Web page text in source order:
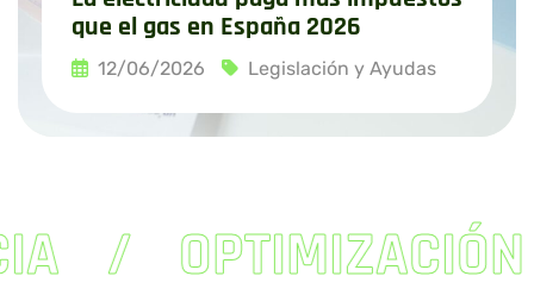
que el gas en España 2026
12/06/2026 Legislación y Ayudas
OPTIMIZACIÓN